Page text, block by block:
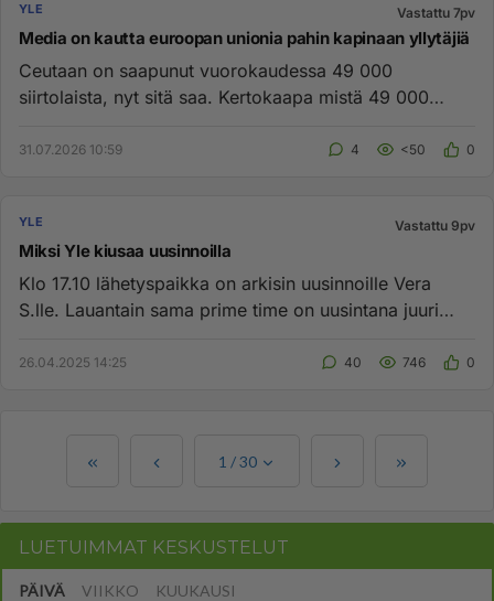
YLE Vastattu 7pv
Media on kautta euroopan unionia pahin kapinaan yllytäjiä
Ceutaan on saapunut vuorokaudessa 49 000
siirtolaista, nyt sitä saa. Kertokaapa mistä 49 000
31.07.2026 10:59 4 <50 0
YLE Vastattu 9pv
Miksi Yle kiusaa uusinnoilla
Klo 17.10 lähetyspaikka on arkisin uusinnoille Vera
S.lle. Lauantain sama prime time on uusintana juuri
26.04.2025 14:25 40 746 0
1 /30
LUETUIMMAT KESKUSTELUT
PÄIVÄ VIIKKO KUUKAUSI